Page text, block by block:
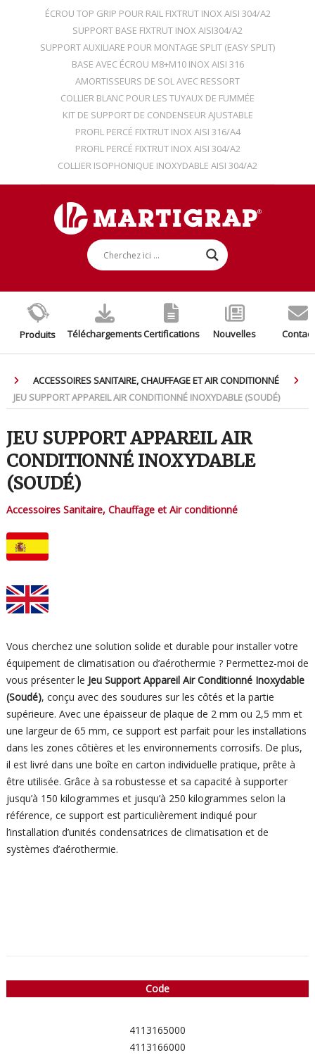
ÉCROU TOP GRIP POUR RAIL FIXTRUT INOX AISI 304/A2
SUPPORT BASE FIXTRUT INOX AISI304/A2
SUPPORT AUXILIARE POUR MONTAGE SPLIT (EASY SPLIT)
BASE AVEC ÉCROU M8+M10 INOX AISI 316
AMORTISSEURS DE SOL AVEC RESSORT
COLLIER BLANC POUR LES TUYAUX DE FUMMÉE
KIT DE SUPPORT DE CONDENSEUR AJUSTABLE
PROFIL PERCÉ FIXTRUT INOX AISI 316/A4
PROFIL PERCÉ FIXTRUT INOX AISI 304/A2
COLLIER ISOPHONIQUE INOXYDABLE AISI 304/A2
Produits TéléchargementsCertifications Nouvelles Contact
ACCESSOIRES SANITAIRE, CHAUFFAGE ET AIR CONDITIONNÉ
JEU SUPPORT APPAREIL AIR CONDITIONNÉ INOXYDABLE (SOUDÉ)
JEU SUPPORT APPAREIL AIR
CONDITIONNÉ INOXYDABLE
(SOUDÉ)
Accessoires Sanitaire, Chauffage et Air conditionné
Vous cherchez une solution solide et durable pour installer votre
équipement de climatisation ou d’aérothermie ? Permettez-moi de
vous présenter le Jeu Support Appareil Air Conditionné Inoxydable
(Soudé), conçu avec des soudures sur les côtés et la partie
supérieure. Avec une épaisseur de plaque de 2 mm ou 2,5 mm et
une largeur de 65 mm, ce support est parfait pour les installations
dans les zones côtières et les environnements corrosifs. De plus,
il est livré dans une boîte en carton individuelle pratique, prête à
être utilisée. Grâce à sa robustesse et sa capacité à supporter
jusqu’à 150 kilogrammes et jusqu’à 250 kilogrammes selon la
référence, ce support est particulièrement indiqué pour
l’installation d’unités condensatrices de climatisation et de
systèmes d’aérothermie.
Code
4113165000
4113166000